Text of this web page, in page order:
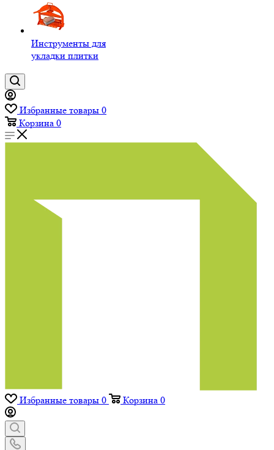
Инструменты для
укладки плитки
Избранные товары 0
Корзина 0
Избранные товары 0 Корзина 0